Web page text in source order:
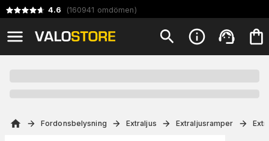
4.6 (160941 omdömen)
Fordonsbelysning Extraljus Extraljusramper